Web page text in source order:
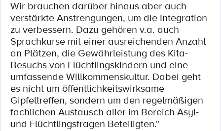
Wir brauchen darüber hinaus aber auch
verstärkte Anstrengungen, um die Integration
zu verbessern. Dazu gehören v.a. auch
Sprachkurse mit einer ausreichenden Anzahl
an Plätzen, die Gewährleistung des Kita-
Besuchs von Flüchtlingskindern und eine
umfassende Willkommenskultur. Dabei geht
es nicht um öffentlichkeitswirksame
Gipfeltreffen, sondern um den regelmäßigen
fachlichen Austausch aller im Bereich Asyl-
und Flüchtlingsfragen Beteiligten."